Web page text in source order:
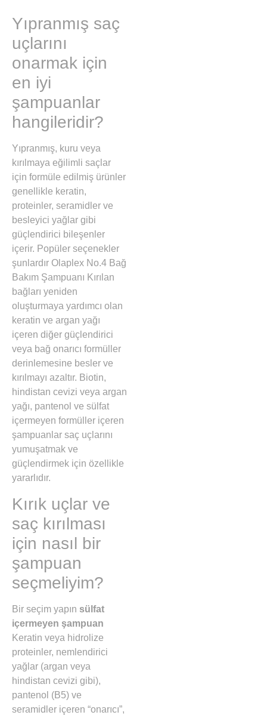
Yıpranmış saç
uçlarını
onarmak için
en iyi
şampuanlar
hangileridir?
Yıpranmış, kuru veya
kırılmaya eğilimli saçlar
için formüle edilmiş ürünler
genellikle keratin,
proteinler, seramidler ve
besleyici yağlar gibi
güçlendirici bileşenler
içerir. Popüler seçenekler
şunlardır Olaplex No.4 Bağ
Bakım Şampuanı Kırılan
bağları yeniden
oluşturmaya yardımcı olan
keratin ve argan yağı
içeren diğer güçlendirici
veya bağ onarıcı formüller
derinlemesine besler ve
kırılmayı azaltır. Biotin,
hindistan cevizi veya argan
yağı, pantenol ve sülfat
içermeyen formüller içeren
şampuanlar saç uçlarını
yumuşatmak ve
güçlendirmek için özellikle
yararlıdır.
Kırık uçlar ve
saç kırılması
için nasıl bir
şampuan
seçmeliyim?
Bir seçim yapın sülfat
içermeyen şampuan
Keratin veya hidrolize
proteinler, nemlendirici
yağlar (argan veya
hindistan cevizi gibi),
pantenol (B5) ve
seramidler içeren “onarıcı”,